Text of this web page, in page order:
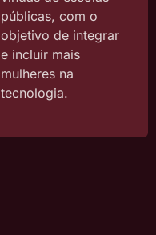
públicas, com o
objetivo de integrar
e incluir mais
mulheres na
tecnologia.